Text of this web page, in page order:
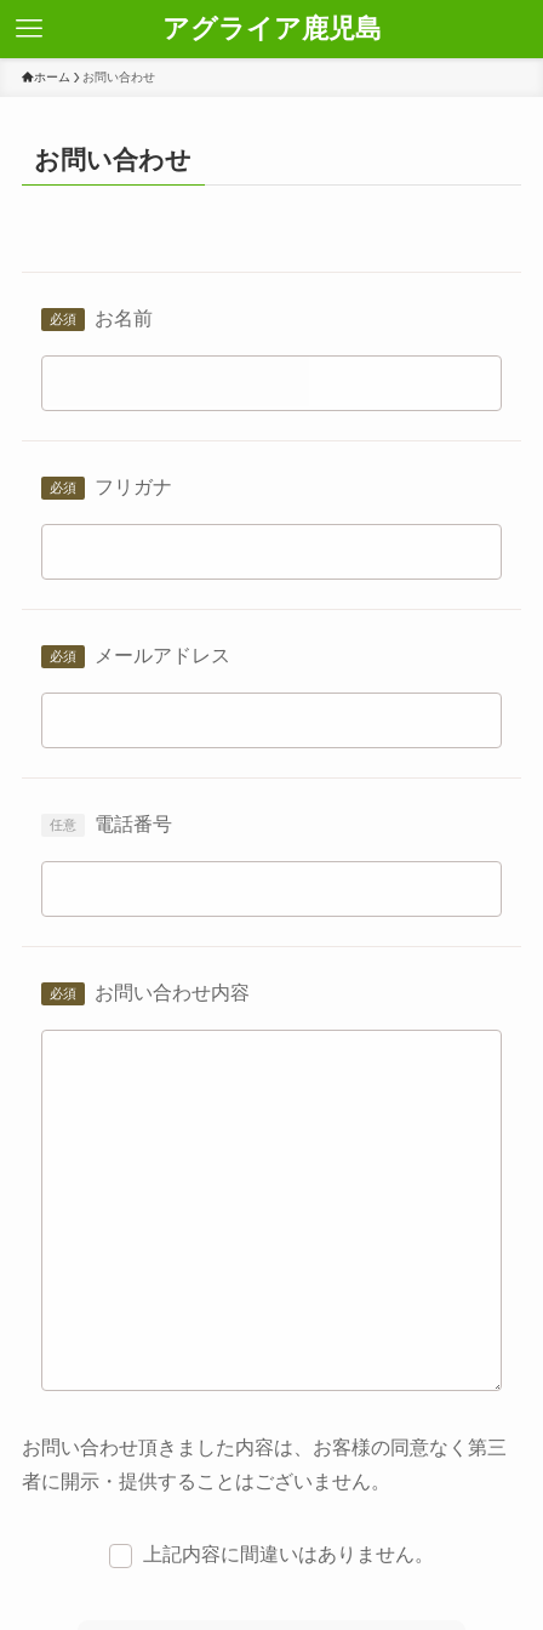
アグライア鹿児島
ホーム お問い合わせ
お問い合わせ
お名前
フリガナ
メールアドレス
電話番号
お問い合わせ内容
お問い合わせ頂きました内容は、お客様の同意なく第三
者に開示・提供することはございません。
上記内容に間違いはありません。